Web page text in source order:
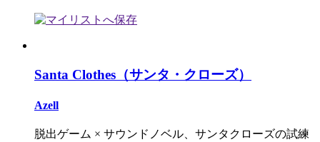
Santa Clothes（サンタ・クローズ）
Azell
脱出ゲーム × サウンドノベル、サンタクローズの試練